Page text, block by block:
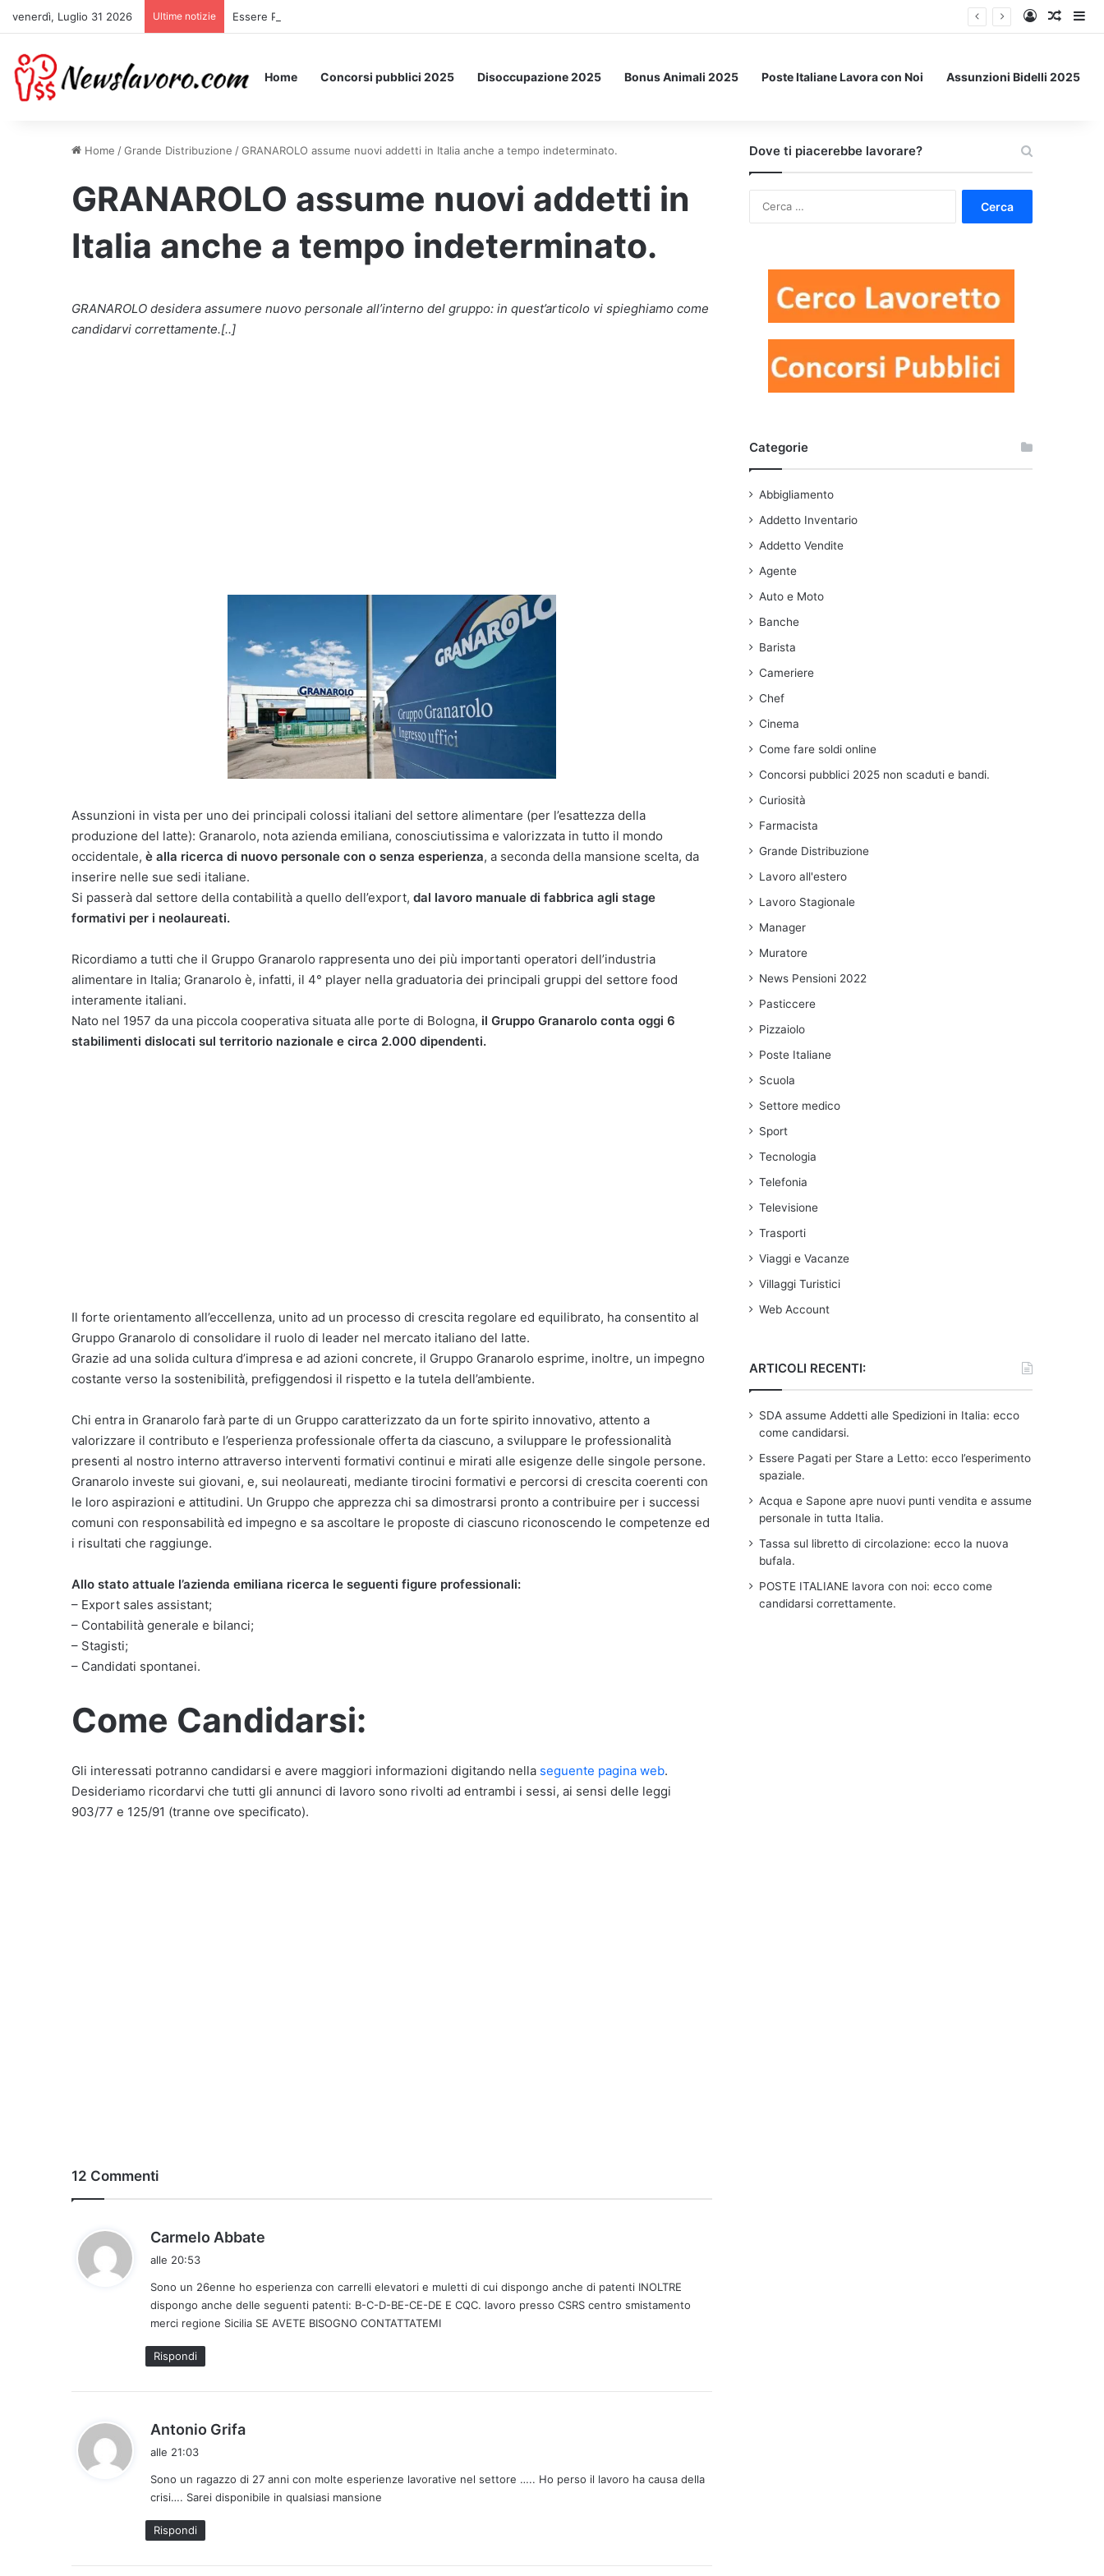
venerdì, Luglio 31 2026 Ultime notizie Essere Pagati per Stare a Letto: ecco l’esperimento spaziale. Accedi
Un
Home Concorsi pubblici 2025 Disoccupazione 2025 Bonus Animali 2025 Poste Italiane Lavora con Noi Assunzioni Bidelli 2025
Home /Grande Distribuzione /GRANAROLO assume nuovi addetti in Italia anche a tempo indeterminato.
GRANAROLO assume nuovi addetti in
Italia anche a tempo indeterminato.
GRANAROLO desidera assumere nuovo personale all’interno del gruppo: in quest’articolo vi spieghiamo come
candidarvi correttamente.[..]
Assunzioni in vista per uno dei principali colossi italiani del settore alimentare (per l’esattezza della
produzione del latte): Granarolo, nota azienda emiliana, conosciutissima e valorizzata in tutto il mondo
occidentale, è alla ricerca di nuovo personale con o senza esperienza, a seconda della mansione scelta, da
inserire nelle sue sedi italiane.
Si passerà dal settore della contabilità a quello dell’export, dal lavoro manuale di fabbrica agli stage
formativi per i neolaureati.
Ricordiamo a tutti che il Gruppo Granarolo rappresenta uno dei più importanti operatori dell’industria
alimentare in Italia; Granarolo è, infatti, il 4° player nella graduatoria dei principali gruppi del settore food
interamente italiani.
Nato nel 1957 da una piccola cooperativa situata alle porte di Bologna, il Gruppo Granarolo conta oggi 6
stabilimenti dislocati sul territorio nazionale e circa 2.000 dipendenti.
Il forte orientamento all’eccellenza, unito ad un processo di crescita regolare ed equilibrato, ha consentito al
Gruppo Granarolo di consolidare il ruolo di leader nel mercato italiano del latte.
Grazie ad una solida cultura d’impresa e ad azioni concrete, il Gruppo Granarolo esprime, inoltre, un impegno
costante verso la sostenibilità, prefiggendosi il rispetto e la tutela dell’ambiente.
Chi entra in Granarolo farà parte di un Gruppo caratterizzato da un forte spirito innovativo, attento a
valorizzare il contributo e l’esperienza professionale offerta da ciascuno, a sviluppare le professionalità
presenti al nostro interno attraverso interventi formativi continui e mirati alle esigenze delle singole persone.
Granarolo investe sui giovani, e, sui neolaureati, mediante tirocini formativi e percorsi di crescita coerenti con
le loro aspirazioni e attitudini. Un Gruppo che apprezza chi sa dimostrarsi pronto a contribuire per i successi
comuni con responsabilità ed impegno e sa ascoltare le proposte di ciascuno riconoscendo le competenze ed
i risultati che raggiunge.
Allo stato attuale l’azienda emiliana ricerca le seguenti figure professionali:
– Export sales assistant;
– Contabilità generale e bilanci;
– Stagisti;
– Candidati spontanei.
Come Candidarsi:
Gli interessati potranno candidarsi e avere maggiori informazioni digitando nella seguente pagina web.
Desideriamo ricordarvi che tutti gli annunci di lavoro sono rivolti ad entrambi i sessi, ai sensi delle leggi
903/77 e 125/91 (tranne ove specificato).
12 Commenti
Carmelo Abbate
e
t
t
alle 20:53
Sono un 26enne ho esperienza con carrelli elevatori e muletti di cui dispongo anche di patenti INOLTRE
dispongo anche delle seguenti patenti: B-C-D-BE-CE-DE E CQC. lavoro presso CSRS centro smistamento
merci regione Sicilia SE AVETE BISOGNO CONTATTATEMI
Rispondi
Antonio Grifa
e
t
alle 21:03
Sono un ragazzo di 27 anni con molte esperienze lavorative nel settore ….. Ho perso il lavoro ha causa della
crisi…. Sarei disponibile in qualsiasi mansione
Rispondi
Dove ti piacerebbe lavorare?
Categorie
Abbigliamento
Addetto Inventario
Addetto Vendite
Agente
Auto e Moto
Banche
Barista
Cameriere
Chef
Cinema
Come fare soldi online
Concorsi pubblici 2025 non scaduti e bandi.
Curiosità
Farmacista
Grande Distribuzione
Lavoro all'estero
Lavoro Stagionale
Manager
Muratore
News Pensioni 2022
Pasticcere
Pizzaiolo
Poste Italiane
Scuola
Settore medico
Sport
Tecnologia
Telefonia
Televisione
Trasporti
Viaggi e Vacanze
Villaggi Turistici
Web Account
ARTICOLI RECENTI:
SDA assume Addetti alle Spedizioni in Italia: ecco
come candidarsi.
Essere Pagati per Stare a Letto: ecco l’esperimento
spaziale.
Acqua e Sapone apre nuovi punti vendita e assume
personale in tutta Italia.
Tassa sul libretto di circolazione: ecco la nuova
bufala.
POSTE ITALIANE lavora con noi: ecco come
candidarsi correttamente.